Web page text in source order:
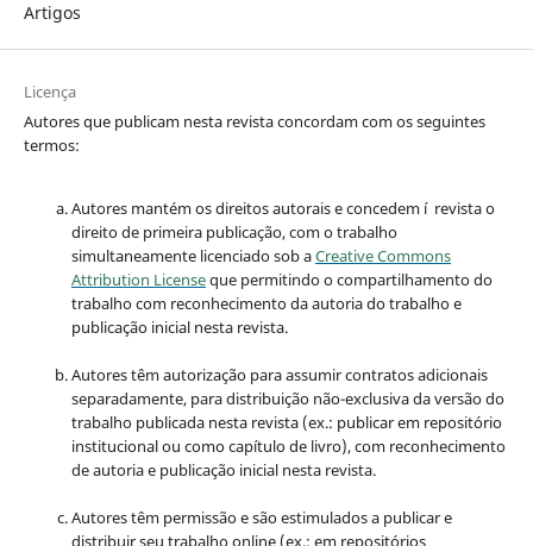
Artigos
Licença
Autores que publicam nesta revista concordam com os seguintes
termos:
Autores mantém os direitos autorais e concedem í revista o
direito de primeira publicação, com o trabalho
simultaneamente licenciado sob aCreative Commons
Attribution Licenseque permitindo o compartilhamento do
trabalho com reconhecimento da autoria do trabalho e
publicação inicial nesta revista.
Autores têm autorização para assumir contratos adicionais
separadamente, para distribuição não-exclusiva da versão do
trabalho publicada nesta revista (ex.: publicar em repositório
institucional ou como capítulo de livro), com reconhecimento
de autoria e publicação inicial nesta revista.
Autores têm permissão e são estimulados a publicar e
distribuir seu trabalho online (ex.: em repositórios